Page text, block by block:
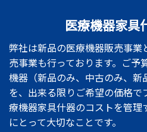
医療機器家具
弊社は新品の医療機器販売事
売事業も行っております。ご予
機器（新品のみ、中古のみ、新
を、出来る限りご希望の価格で
療機器家具什器のコストを管理
にとって大切なことです。